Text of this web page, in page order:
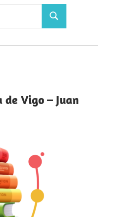
Buscar
Vigo – Juan